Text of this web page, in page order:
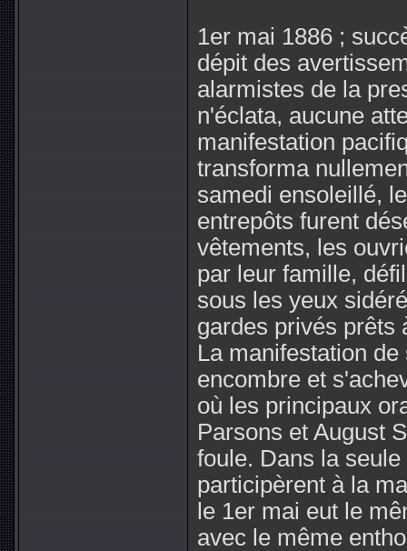
1er mai 1886 ;
dépit des
alarmistes de la
n'éclata, aucune
manifestation
transforma
samedi ensoleillé,
entrepôts furent
vêtements, les
par leur famille,
sous les yeux
gardes privés prêts
La manifestation
encombre et
où les principaux
Parsons et August
foule. Dans la
participèrent à la
le 1er mai eut le
avec le même